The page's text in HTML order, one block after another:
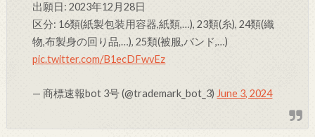
出願日: 2023年12月28日
区分: 16類(紙製包装用容器,紙類,…), 23類(糸), 24類(織
物,布製身の回り品,…), 25類(被服,バンド,…)
pic.twitter.com/B1ecDFwvEz
— 商標速報bot 3号 (@trademark_bot_3) June 3, 2024